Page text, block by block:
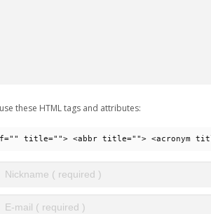
these HTML tags and attributes:
title=""> <abbr title=""> <acronym